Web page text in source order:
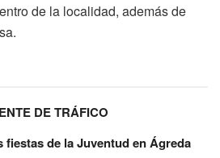
de la localidad, además de
DE TRÁFICO
fiestas de la Juventud en Ágreda